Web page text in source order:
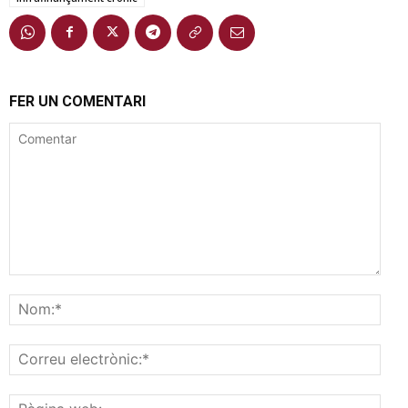
FER UN COMENTARI